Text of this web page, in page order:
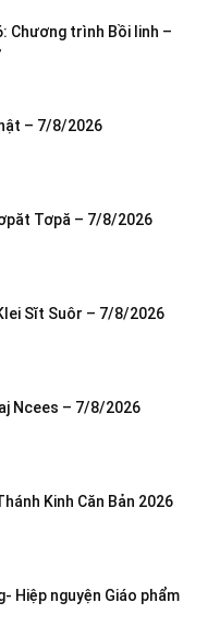
Chương trình Bồi linh –
– 7/8/2026
Tơpă – 7/8/2026
Sĭt Suôr – 7/8/2026
Ncees – 7/8/2026
Kinh Căn Bản 2026
Hiệp nguyện Giáo phẩm